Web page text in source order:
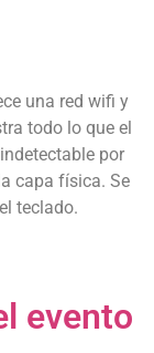
una red wifi y
todo lo que el
por
capa física. Se
teclado.
evento